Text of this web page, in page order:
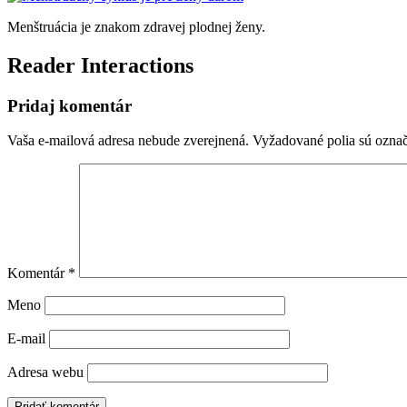
Menštruácia je znakom zdravej plodnej ženy.
Reader Interactions
Pridaj komentár
Vaša e-mailová adresa nebude zverejnená. Vyžadované polia sú
Komentár *
Meno
E-mail
Adresa webu